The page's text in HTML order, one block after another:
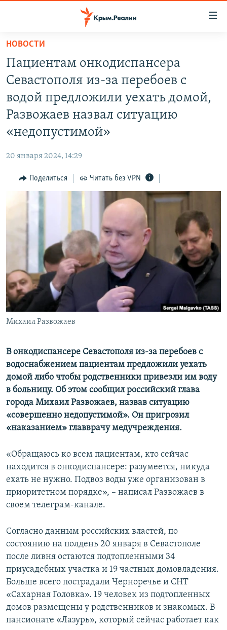
Вернуться
основному
содержанию
Вернутся
главной
навигации
СПЕЦПРОЕКТЫ
ГРУЗ 200
11 ЛЕТ ОККУПАЦИИ КРЫМА. 11 ИСТОРИЙ СОПРОТИВЛЕНИЯ
ИСТОРИЯ
ЕЩЕ
ТЕЛЕПРОЕКТ КРЫМ.РЕАЛИИ
СОВЕТЫ ПРАВОЗАЩИТНИКОВ
ПОБЕДИТЕЛЕЙ НЕ СУДЯТ?
КРЫМ.НЕПОКОРЕННЫЙ
ELIFBE
УКРАИНСКАЯ ПРОБЛЕМА КРЫМА
КАК ОБОЙТИ БЛОКИРОВКУ
Українською
Qırımtatar
ПРИСОЕДИНЯЙТЕСЬ!
Все сайты RFE/RL
НОВОСТИ
Пациентам онкодиспансера
Севастополя из-за перебоев с
водой предложили уехать домой,
Развожаев назвал ситуацию
«недопустимой»
20 января 2024, 14:29
Поделиться Читать без VPN
Михаил Развожаев
В онкодиспансере Севастополя из-за перебоев с
водоснабжением пациентам предложили уехать
домой либо чтобы родственники привезли им воду
в больницу. Об этом сообщил российский глава
города Михаил Развожаев, назвав ситуацию
«совершенно недопустимой». Он пригрозил
«наказанием» главврачу медучреждения.
«Обращаюсь ко всем пациентам, кто сейчас
находится в онкодиспансере: разумеется, никуда
ехать не нужно. Подвоз воды уже организован в
приоритетном порядке», – написал Развожаев в
своем телеграм-канале.
Согласно данным российских властей, по
состоянию на полдень 20 января в Севастополе
после ливня остаются подтопленными 34
приусадебных участка и 19 частных домовладения.
Больше всего пострадали Черноречье и СНТ
«Сахарная Головка». 19 человек из подтопленных
домов размещены у родственников и знакомых. В
пансионате «Лазурь», который сейчас работает как